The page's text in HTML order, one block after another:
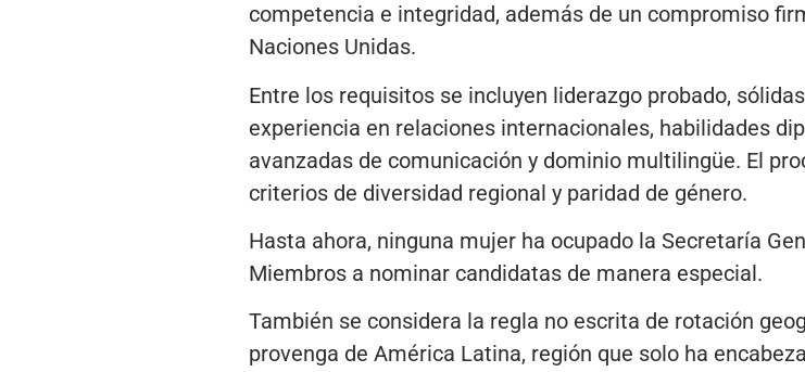
competencia e integridad, además de un compromiso
Naciones Unidas.
Entre los requisitos se incluyen liderazgo probado,
experiencia en relaciones internacionales, habilidades
avanzadas de comunicación y dominio multilingüe. El
criterios de diversidad regional y paridad de género.
Hasta ahora, ninguna mujer ha ocupado la Secretaría
Miembros a nominar candidatas de manera especial.
También se considera la regla no escrita de rotación
provenga de América Latina, región que solo ha